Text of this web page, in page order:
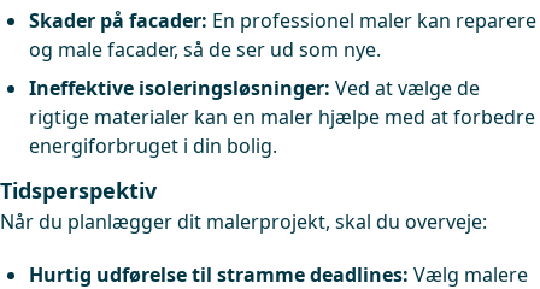
Skader på facader: En professionel maler kan reparere
og male facader, så de ser ud som nye.
Ineffektive isoleringsløsninger: Ved at vælge de
rigtige materialer kan en maler hjælpe med at forbedre
energiforbruget i din bolig.
Tidsperspektiv
Når du planlægger dit malerprojekt, skal du overveje:
Hurtig udførelse til stramme deadlines: Vælg malere